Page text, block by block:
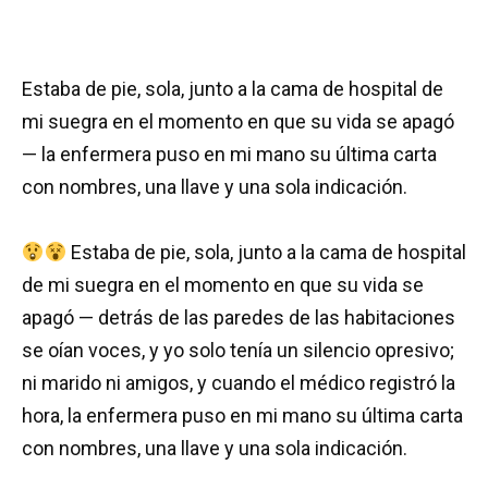
Estaba de pie, sola, junto a la cama de hospital de
mi suegra en el momento en que su vida se apagó
— la enfermera puso en mi mano su última carta
con nombres, una llave y una sola indicación.
Estaba de pie, sola, junto a la cama de hospital
de mi suegra en el momento en que su vida se
apagó — detrás de las paredes de las habitaciones
se oían voces, y yo solo tenía un silencio opresivo;
ni marido ni amigos, y cuando el médico registró la
hora, la enfermera puso en mi mano su última carta
con nombres, una llave y una sola indicación.